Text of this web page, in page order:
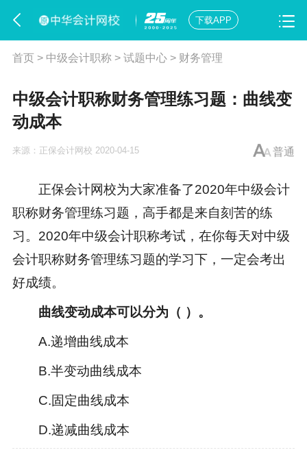
下载APP
首页> 中级会计职称> 试题中心> 财务管理
中级会计职称财务管理练习题：曲线变
动成本
普通
来源： 正保会计网校 2020-04-15
正保会计网校为大家准备了2020年中级会计
职称财务管理练习题，高手都是来自刻苦的练
习。2020年中级会计职称考试 ，在你每天对中级
会计职称财务管理练习题的学习下，一定会考出
好成绩。
曲线变动成本可以分为（ ）。
A.递增曲线成本
B.半变动曲线成本
C.固定曲线成本
D.递减曲线成本